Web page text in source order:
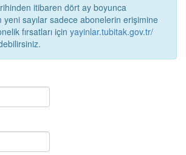
itibaren dört ay boyunca
yeni sayılar sadece abonelerin erişimine
Abonelik fırsatları için yayinlar.tubitak.gov.tr/